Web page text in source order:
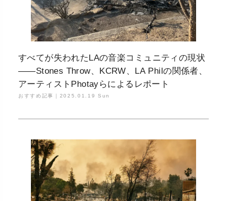
すべてが失われたLAの音楽コミュニティの現状
——Stones Throw、KCRW、LA Philの関係者、
アーティストPhotayらによるレポート
おすすめ記事｜ 2025.01.19 Sun